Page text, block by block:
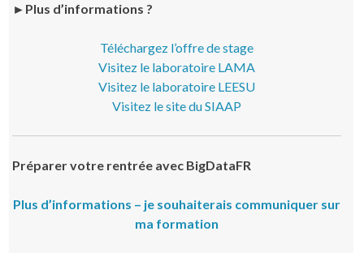
►Plus d’informations ?
Téléchargez l’offre de stage
Visitez le laboratoire LAMA
Visitez le laboratoire LEESU
Visitez le site du SIAAP
Préparer votre rentrée avec BigDataFR
Plus d’informations – je souhaiterais communiquer sur
ma formation